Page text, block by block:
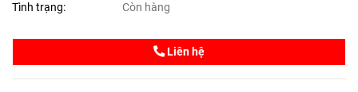
Tình trạng: Còn hàng
Liên hệ